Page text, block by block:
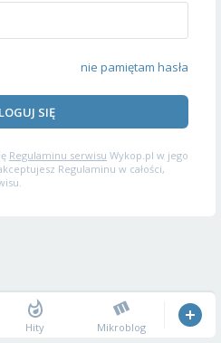
nie pamiętam hasła
SIĘ
Regulaminu serwisu Wykop.pl w jego
Regulaminu w całości,
Hity Mikroblog